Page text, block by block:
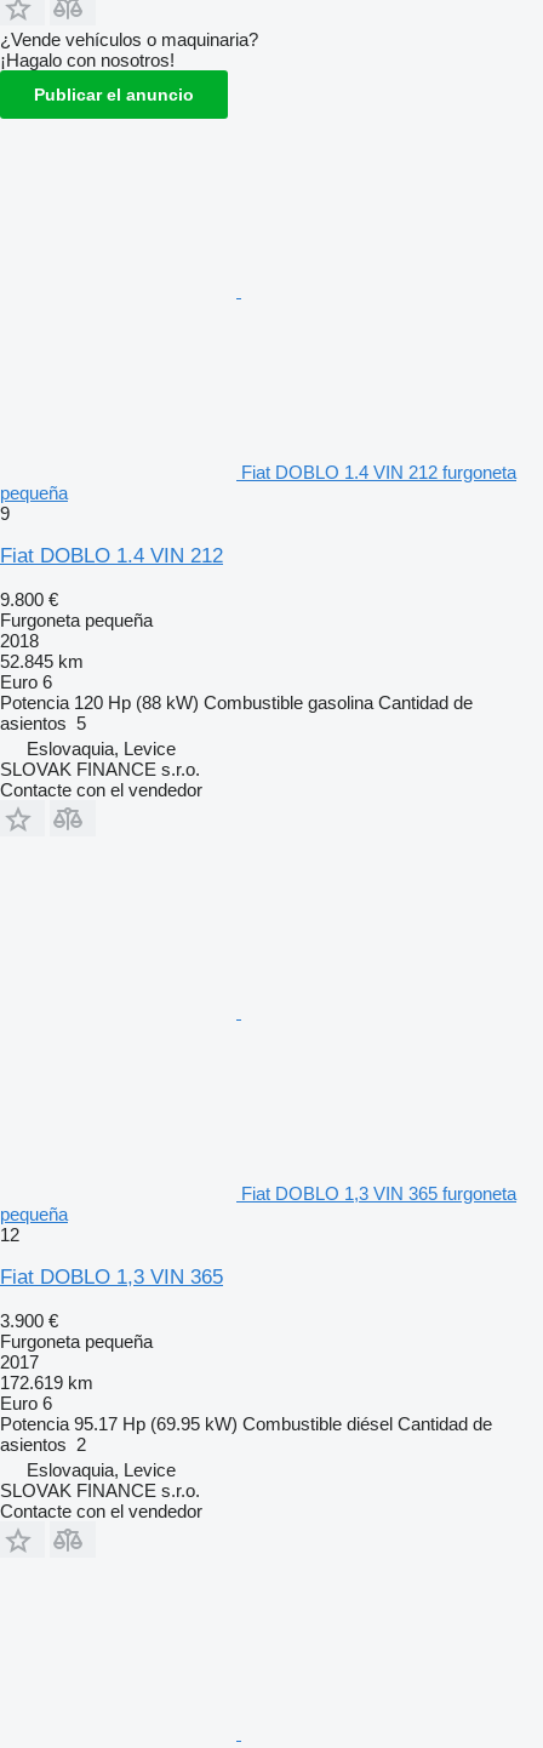
¿Vende vehículos o maquinaria?
¡Hagalo con nosotros!
Publicar el anuncio
Fiat DOBLO 1.4 VIN 212 furgoneta
pequeña
9
Fiat DOBLO 1.4 VIN 212
9.800 €
Furgoneta pequeña
2018
52.845 km
Euro 6
Potencia 120 Hp (88 kW) Combustible gasolina Cantidad de
asientos 5
Eslovaquia, Levice
SLOVAK FINANCE s.r.o.
Contacte con el vendedor
Fiat DOBLO 1,3 VIN 365 furgoneta
pequeña
12
Fiat DOBLO 1,3 VIN 365
3.900 €
Furgoneta pequeña
2017
172.619 km
Euro 6
Potencia 95.17 Hp (69.95 kW) Combustible diésel Cantidad de
asientos 2
Eslovaquia, Levice
SLOVAK FINANCE s.r.o.
Contacte con el vendedor